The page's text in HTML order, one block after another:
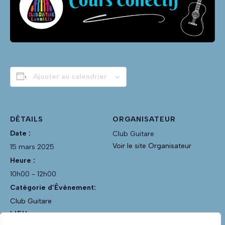
Ajouter au calendrier
DÉTAILS
Date :
15 mars 2025
Heure :
10h00 - 12h00
Catégorie d’Évènement:
Club Guitare
LIEU
ORGANISATEUR
Club Guitare
Voir le site Organisateur